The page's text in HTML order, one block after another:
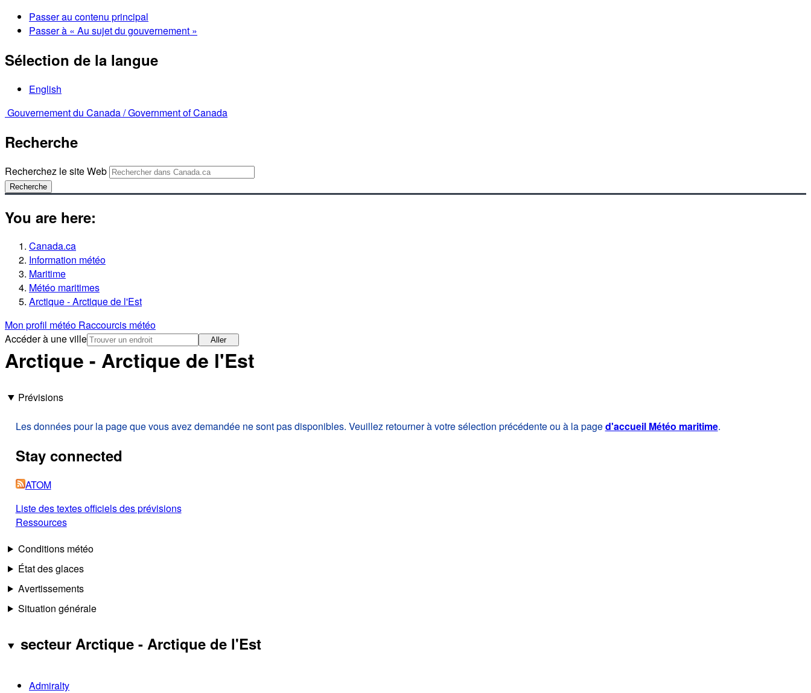
Passer au contenu principal
Passer à « Au sujet du gouvernement »
Sélection de la langue
English
Gouvernement du Canada /Government of Canada
Recherche
Recherchez le site Web
Recherche
You are here:
Canada.ca
Information météo
Maritime
Météo maritimes
Arctique - Arctique de l'Est
Mon profil météo Raccourcis météo
Accéder à une ville
Aller
Arctique - Arctique de l'Est
Prévisions
Les données pour la page que vous avez demandée ne sont pas disponibles. Veuillez retourner à votre sélection précédente ou à la paged'accueil Météo maritime.
Stay connected
ATOM
Liste des textes officiels des prévisions
Ressources
Conditions météo
État des glaces
Avertissements
Situation générale
secteur Arctique - Arctique de l'Est
Admiralty